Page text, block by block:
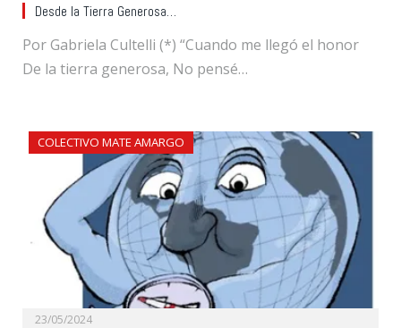
Desde la Tierra Generosa…
Por Gabriela Cultelli (*) “Cuando me llegó el honor
De la tierra generosa, No pensé…
COLECTIVO MATE AMARGO
23/05/2024